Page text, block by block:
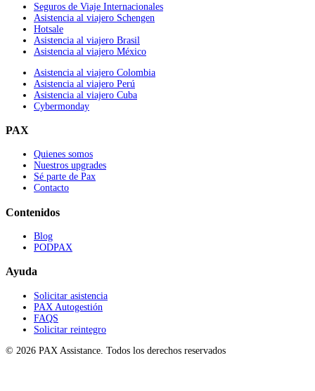
Seguros de Viaje Internacionales
Asistencia al viajero Schengen
Hotsale
Asistencia al viajero Brasil
Asistencia al viajero México
Asistencia al viajero Colombia
Asistencia al viajero Perú
Asistencia al viajero Cuba
Cybermonday
PAX
Quienes somos
Nuestros upgrades
Sé parte de Pax
Contacto
Contenidos
Blog
PODPAX
Ayuda
Solicitar asistencia
PAX Autogestión
FAQS
Solicitar reintegro
© 2026 PAX Assistance. Todos los derechos reservados